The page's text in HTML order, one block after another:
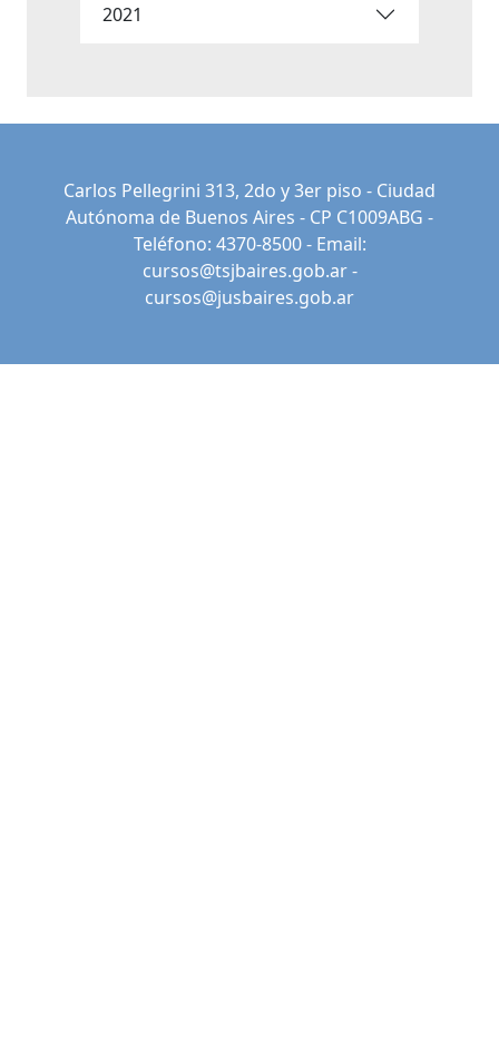
2021
Carlos Pellegrini 313, 2do y 3er piso - Ciudad
Autónoma de Buenos Aires - CP C1009ABG -
Teléfono: 4370-8500 - Email:
cursos@tsjbaires.gob.ar-
cursos@jusbaires.gob.ar